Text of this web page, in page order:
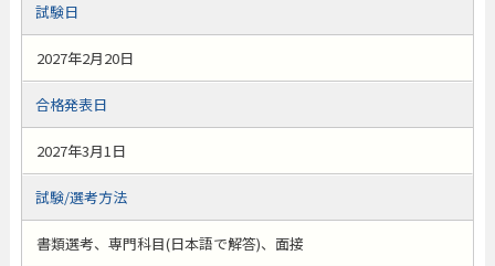
試験日
2027年2月20日
合格発表日
2027年3月1日
試験/選考方法
書類選考、専門科目(日本語で解答)、面接